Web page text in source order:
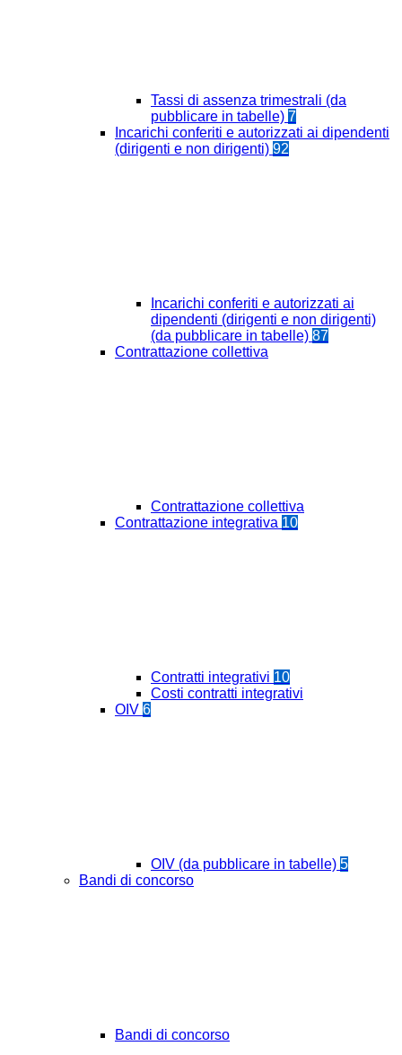
Tassi di assenza trimestrali (da
pubblicare in tabelle) 7
Incarichi conferiti e autorizzati ai dipendenti
(dirigenti e non dirigenti) 92
Incarichi conferiti e autorizzati ai
dipendenti (dirigenti e non dirigenti)
(da pubblicare in tabelle) 87
Contrattazione collettiva
Contrattazione collettiva
Contrattazione integrativa 10
Contratti integrativi 10
Costi contratti integrativi
OIV 6
OIV (da pubblicare in tabelle) 5
Bandi di concorso
Bandi di concorso